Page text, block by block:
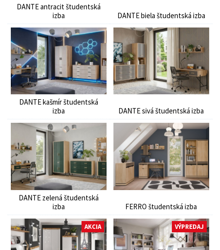
DANTE antracit študentská
izba
DANTE biela študentská izba
DANTE kašmír študentská
izba
DANTE sivá študentská izba
DANTE zelená študentská
izba
FERRO študentská izba
AKCIA VÝPREDAJ